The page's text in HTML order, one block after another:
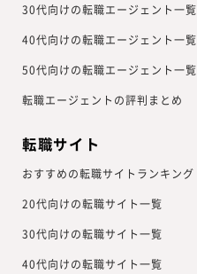
30代向けの転職エージェント一覧
40代向けの転職エージェント一覧
50代向けの転職エージェント一覧
転職エージェントの評判まとめ
転職サイト
おすすめの転職サイトランキング
20代向けの転職サイト一覧
30代向けの転職サイト一覧
40代向けの転職サイト一覧